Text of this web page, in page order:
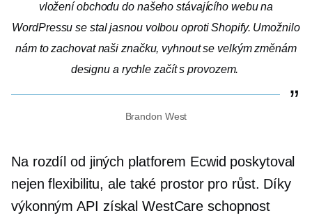
vložení obchodu do našeho stávajícího webu na
WordPressu se stal jasnou volbou oproti Shopify. Umožnilo
nám to zachovat naši značku, vyhnout se velkým změnám
designu a rychle začít s provozem.
Brandon West
Na rozdíl od jiných platforem Ecwid poskytoval
nejen flexibilitu, ale také prostor pro růst. Díky
výkonným API získal WestCare schopnost